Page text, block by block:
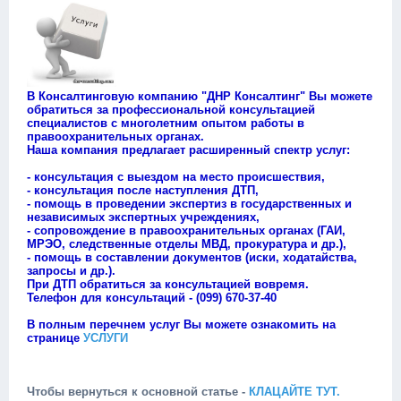
В Консалтинговую компанию "ДНР Консалтинг" Вы можете
обратиться за профессиональной консультацией
специалистов с многолетним опытом работы в
правоохранительных органах.
Наша компания предлагает расширенный спектр услуг:
- консультация с выездом на место происшествия,
- консультация после наступления ДТП,
- помощь в проведении экспертиз в государственных и
независимых экспертных учреждениях,
- сопровождение в правоохранительных органах (ГАИ,
МРЭО, следственные отделы МВД, прокуратура и др.),
- помощь в составлении документов (иски, ходатайства,
запросы и др.).
При ДТП обратиться за консультацией вовремя.
Телефон для консультаций - (099) 670-37-40
В полным перечнем услуг Вы можете ознакомить на
странице УСЛУГИ
Чтобы вернуться к основной статье - КЛАЦАЙТЕ ТУТ.